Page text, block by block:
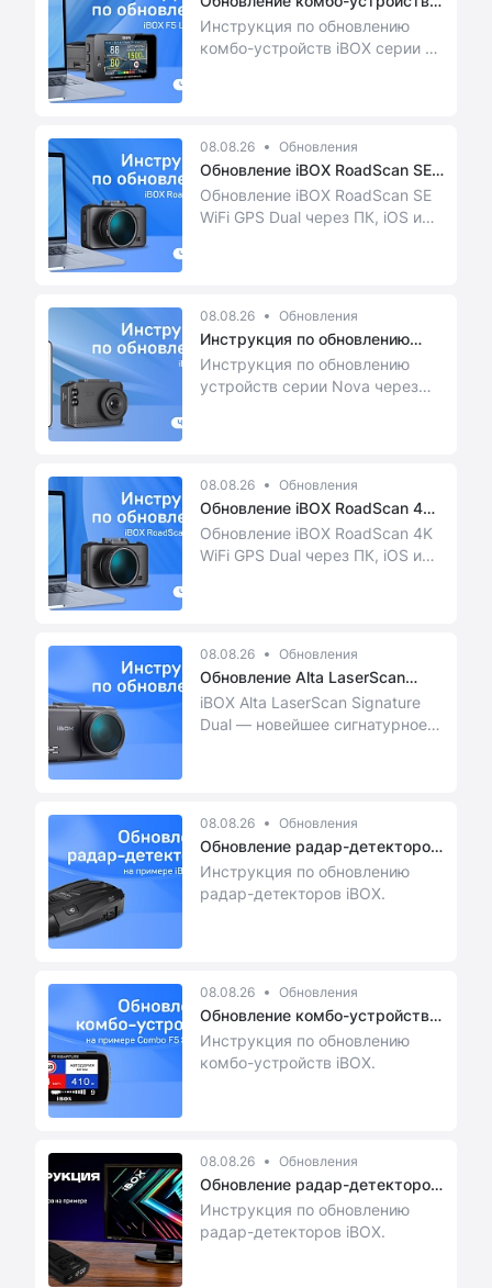
на пр...
Инструкция по обновлению
комбо-устройств iBOX серии F5
08.08.26 Обновления
Обновление iBOX RoadScan SE
WiFi...
Обновление iBOX RoadScan SE
WiFi GPS Dual через ПК, iOS и
08.08.26 Обновления
Инструкция по обновлению
устройс...
Инструкция по обновлению
устройств серии Nova через
08.08.26 Обновления
Обновление iBOX RoadScan 4K
WiFi...
Обновление iBOX RoadScan 4K
WiFi GPS Dual через ПК, iOS и
08.08.26 Обновления
Обновление Alta LaserScan
Signat...
iBOX Alta LaserScan Signature
Dual — новейшее сигнатурное
08.08.26 Обновления
Обновление радар-детекторов
на п...
Инструкция по обновлению
радар-детекторов iBOX.
08.08.26 Обновления
Обновление комбо-устройств
на пр...
Инструкция по обновлению
комбо-устройств iBOX.
08.08.26 Обновления
Обновление радар-детекторов
на п...
Инструкция по обновлению
радар-детекторов iBOX.